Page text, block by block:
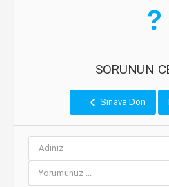
SORUNUN
Sınava Dön